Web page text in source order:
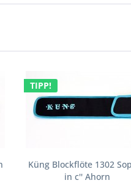
TIPP!
Küng Blockflöte 1302
in c'' Ahorn